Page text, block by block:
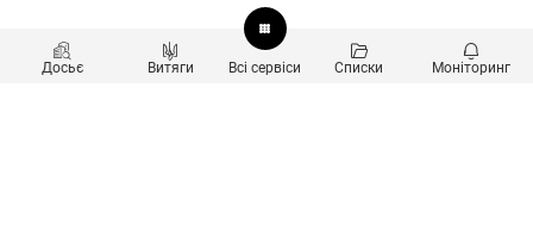
Досьє Витяги Всі сервіси Списки Моніторинг